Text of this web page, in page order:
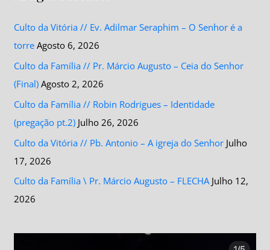
Culto da Vitória // Ev. Adilmar Seraphim – O Senhor é a
torre Agosto 6, 2026
Culto da Família // Pr. Márcio Augusto – Ceia do Senhor
(Final) Agosto 2, 2026
Culto da Família // Robin Rodrigues – Identidade
(pregação pt.2) Julho 26, 2026
Culto da Vitória // Pb. Antonio – A igreja do Senhor Julho
17, 2026
Culto da Família \ Pr. Márcio Augusto – FLECHA Julho 12,
2026